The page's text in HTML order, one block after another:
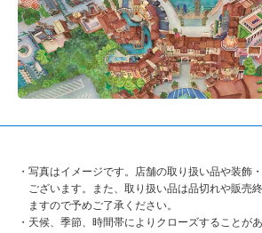
写真はイメージです。店舗の取り扱い品や装飾
ございます。また、取り扱い品は品切れや販売
ますので予めご了承ください。
天候、季節、時間帯によりクローズすることがあ